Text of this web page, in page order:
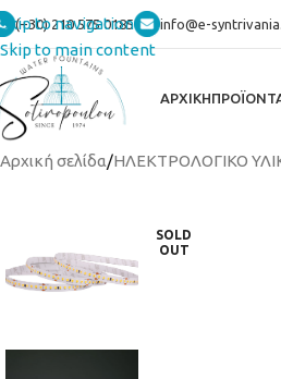
Skip to navigation
Skip to main content
(+30) 210 575 0185 info@e-
ΑΡΧΙΚΗ
Αρχική σελίδα/ΗΛΕΚΤΡΟΛΟΓΙΚΟ
SOLD
OUT